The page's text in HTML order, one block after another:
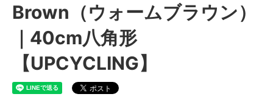
Brown（ウォームブラウン）
｜40cm八角形
【UPCYCLING】